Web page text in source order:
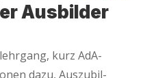
Aus­bil­der
kurz AdA-
dazu, Aus­zu­bil­